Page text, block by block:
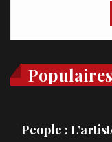
Populaires
People :